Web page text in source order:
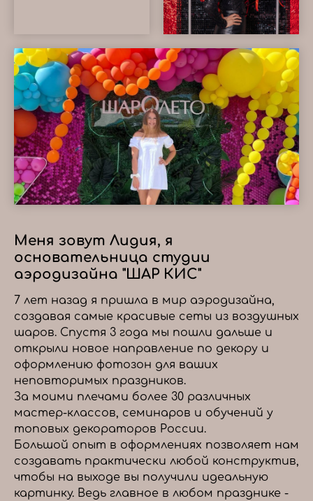
Меня зовут Лидия, я
основательница студии
аэродизайна "ШАР КИС"
7 лет назад я пришла в мир аэродизайна,
создавая самые красивые сеты из воздушных
шаров. Спустя 3 года мы пошли дальше и
открыли новое направление по декору и
оформлению фотозон для ваших
неповторимых праздников.
За моими плечами более 30 различных
мастер-классов, семинаров и обучений у
топовых декораторов России.
Большой опыт в оформлениях позволяет нам
создавать практически любой конструктив,
чтобы на выходе вы получили идеальную
картинку. Ведь главное в любом празднике -